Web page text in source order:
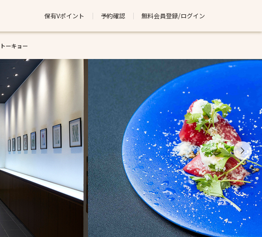
保有Vポイント 予約確認 無料会員登録/ログイン
ーキョー